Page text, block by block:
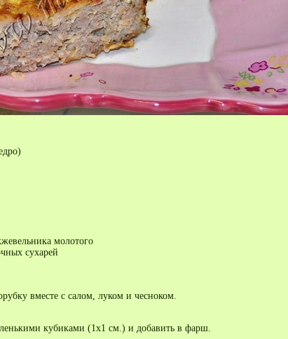
молотого
сухарей
вместе с салом, луком и чесноком.
кубиками (1х1 см.) и добавить в фарш.